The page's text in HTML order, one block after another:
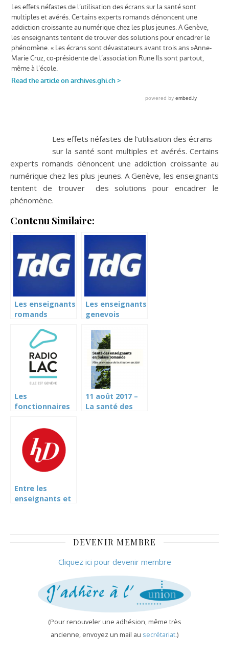
Les effets néfastes de l’utilisation des écrans
sur la santé sont multiples et avérés. Certains
experts romands dénoncent une addiction croissante au
numérique chez les plus jeunes. A Genève, les enseignants
tentent de trouver des solutions pour encadrer le
phénomène.
Contenu Similaire:
Les enseignants
romands
pouvoir mieux
se préparer
Les enseignants
genevois
être mieux
formés (Tribune
de Genève)
Les
fonctionnaires
réclament une
indexation de
salaire (Radio
Lac)
11 août 2017 –
La santé des
Entre les
enseignants et
(Heidi.News)
DEVENIR MEMBRE
Cliquez ici pour devenir membre
(Pour renouveler une adhésion, même très
ancienne, envoyez un mail au secrétariat.)